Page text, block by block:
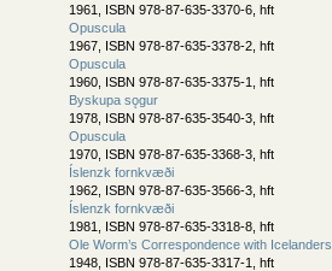
1961, ISBN 978-87-635-3370-6, hft
Opuscula
1967, ISBN 978-87-635-3378-2, hft
Opuscula
1960, ISBN 978-87-635-3375-1, hft
Byskupa sǫgur
1978, ISBN 978-87-635-3540-3, hft
Opuscula
1970, ISBN 978-87-635-3368-3, hft
Íslenzk fornkvæði
1962, ISBN 978-87-635-3566-3, hft
Íslenzk fornkvæði
1981, ISBN 978-87-635-3318-8, hft
Ole Worm’s Correspondence with Icelanders
1948, ISBN 978-87-635-3317-1, hft